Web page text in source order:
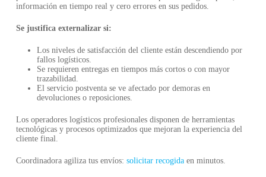
información en tiempo real y cero errores en sus pedidos.
Se justifica externalizar si:
Los niveles de satisfacción del cliente están descendiendo por
fallos logísticos.
Se requieren entregas en tiempos más cortos o con mayor
trazabilidad.
El servicio postventa se ve afectado por demoras en
devoluciones o reposiciones.
Los operadores logísticos profesionales disponen de herramientas
tecnológicas y procesos optimizados que mejoran la experiencia del
cliente final.
Coordinadora agiliza tus envíos: solicitar recogidaen minutos.